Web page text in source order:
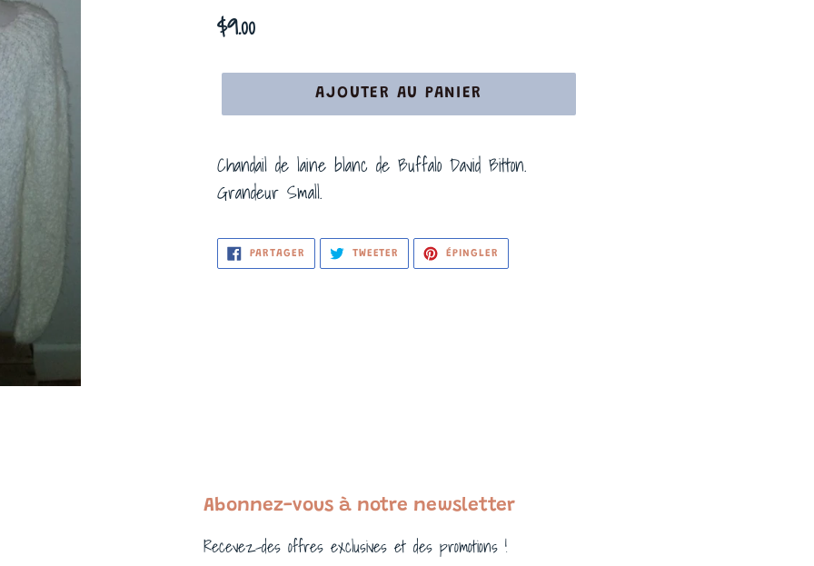
Prix
$9.00
AJOUTER AU PANIER
Chandail de laine blanc de Buffalo David Bitton.
Grandeur Small.
PARTAGER PARTAGER
FACEBOOK
TWEETER
TWEETER
TWITTER
ÉPINGLER
PINTEREST
Abonnez-vous à notre newsletter
Recevez-des offres exclusives et des promotions !